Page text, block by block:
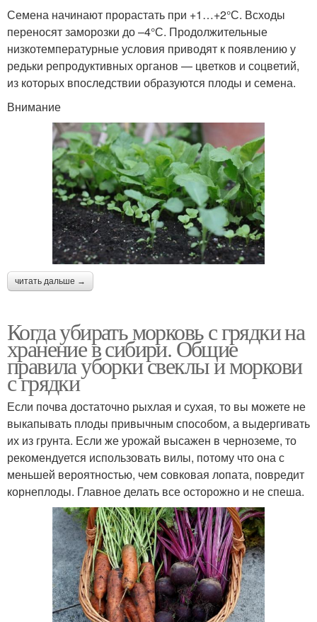
Семена начинают прорастать при +1…+2°С. Всходы
переносят заморозки до –4°С. Продолжительные
низкотемпературные условия приводят к появлению у
редьки репродуктивных органов — цветков и соцветий,
из которых впоследствии образуются плоды и семена.
Внимание
читать дальше →
Когда убирать морковь с грядки на
хранение в сибири. Общие
правила уборки свеклы и моркови
с грядки
Если почва достаточно рыхлая и сухая, то вы можете не
выкапывать плоды привычным способом, а выдергивать
их из грунта. Если же урожай высажен в черноземе, то
рекомендуется использовать вилы, потому что она с
меньшей вероятностью, чем совковая лопата, повредит
корнеплоды. Главное делать все осторожно и не спеша.